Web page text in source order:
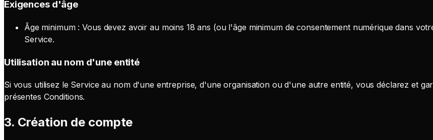
Exigences d'âge
Âge minimum : Vous devez avoir au moins 18 ans (ou l'âge minimum de consentement numérique dans
Service.
Utilisation au nom d'une entité
Si vous utilisez le Service au nom d'une entreprise, d'une organisation ou d'une autre entité, vous déclarez et
présentes Conditions.
3. Création de compte